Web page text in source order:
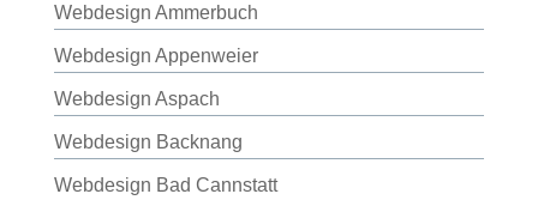
Webdesign Ammerbuch
Webdesign Appenweier
Webdesign Aspach
Webdesign Backnang
Webdesign Bad Cannstatt